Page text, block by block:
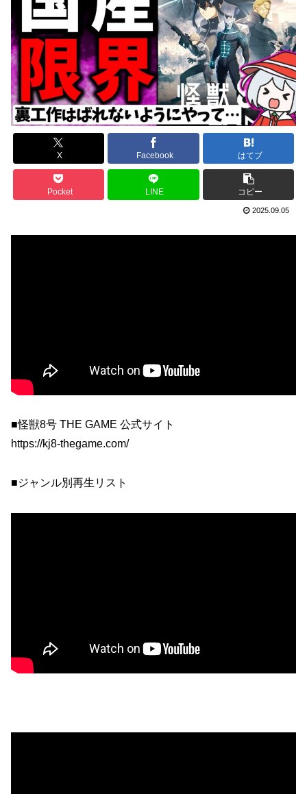
X Facebook はてブ
Pocket LINE コピー
2025.09.05
■怪獣8号 THE GAME 公式サイト
https://kj8-thegame.com/
■ジャンル別再生リスト